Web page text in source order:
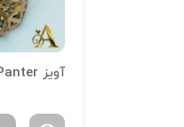
آویز Panter